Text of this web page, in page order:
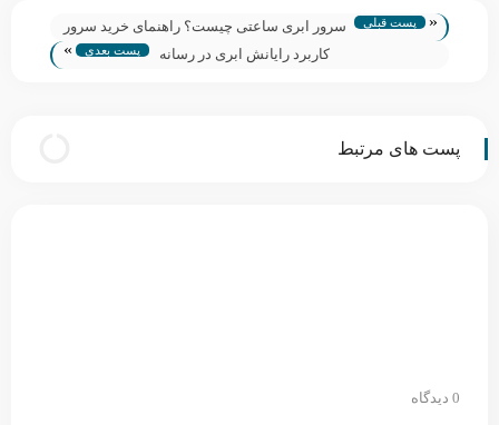
« پست قبلی
سرور ابری ساعتی چیست؟ راهنمای خرید سرور
ابری ساعتی
کاربرد رایانش ابری در رسانه پست بعدی »
پست های مرتبط
0 دیدگاه